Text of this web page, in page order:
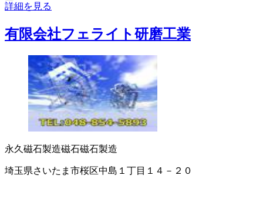
詳細を見る
有限会社フェライト研磨工業
永久磁石製造磁石磁石製造
埼玉県さいたま市桜区中島１丁目１４－２０